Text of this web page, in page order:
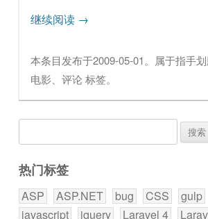
继续阅读 →
本条目发布于2009-05-01 。属于指手
电影 、评论 标签。
索：
热门标签
ASP ASP.NET bug CSS gulp
javascript
jquery Laravel 4